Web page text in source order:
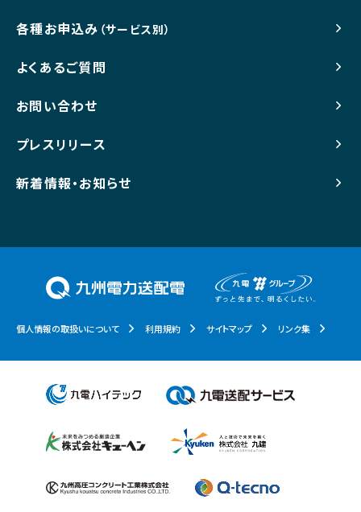
各種お申込み （サービス別）
よくあるご質問
お問い合わせ
プレスリリース
新着情報・お知らせ
個人情報の取扱いについて 利用規約 サイトマップ リンク集